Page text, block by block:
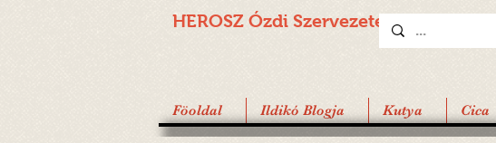
HEROSZ Ózdi Szervezete
Föoldal Ildikó Blogja Kutya Cica